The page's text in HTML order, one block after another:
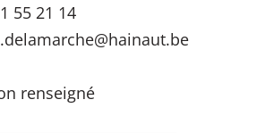
55 21 14
renseigné